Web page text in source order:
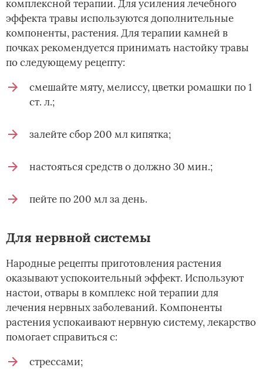
комплексной терапии. Для усиления лечебного
эффекта травы используются дополнительные
компоненты, растения. Для терапии камней в
почках рекомендуется принимать настойку травы
по следующему рецепту:
смешайте мяту, мелиссу, цветки ромашки по 1
ст. л.;
залейте сбор 200 мл кипятка;
настояться средств о должно 30 мин.;
пейте по 200 мл за день.
Для нервной системы
Народные рецепты приготовления растения
оказывают успокоительный эффект. Используют
настои, отвары в комплекс ной терапии для
лечения нервных заболеваний. Компоненты
растения успокаивают нервную систему, лекарство
помогает справиться с:
стрессами;